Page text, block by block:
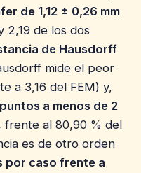
de 1,12 ± 0,26 mm
2,19 de los dos
de Hausdorff
mide el peor
a 3,16 del FEM) y,
a menos de 2
frente al 80,90 % del
es de otro orden
por caso frente a